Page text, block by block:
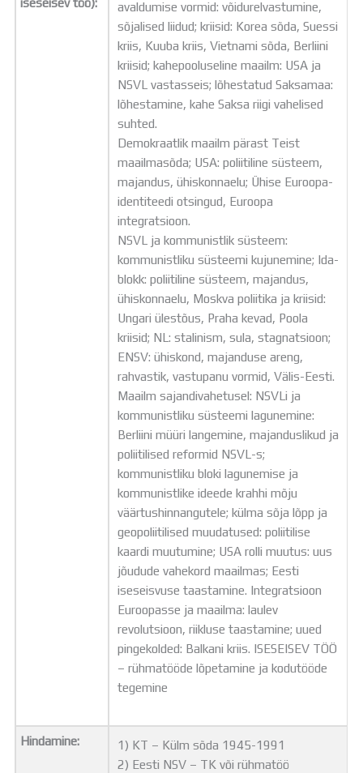
avaldumise vormid: võidurelvastumine,
sõjalised liidud; kriisid: Korea sõda, Suessi
kriis, Kuuba kriis, Vietnami sõda, Berliini
kriisid; kahepooluseline maailm: USA ja
NSVL vastasseis; lõhestatud Saksamaa:
lõhestamine, kahe Saksa riigi vahelised
suhted.
Demokraatlik maailm pärast Teist
maailmasõda; USA: poliitiline süsteem,
majandus, ühiskonnaelu; Ühise Euroopa-
identiteedi otsingud, Euroopa
integratsioon.
NSVL ja kommunistlik süsteem:
kommunistliku süsteemi kujunemine; Ida-
blokk: poliitiline süsteem, majandus,
ühiskonnaelu, Moskva poliitika ja kriisid:
Ungari ülestõus, Praha kevad, Poola
kriisid; NL: stalinism, sula, stagnatsioon;
ENSV: ühiskond, majanduse areng,
rahvastik, vastupanu vormid, Välis-Eesti.
Maailm sajandivahetusel: NSVLi ja
kommunistliku süsteemi lagunemine:
Berliini müüri langemine, majanduslikud ja
poliitilised reformid NSVL-s;
kommunistliku bloki lagunemise ja
kommunistlike ideede krahhi mõju
väärtushinnangutele; külma sõja lõpp ja
geopoliitilised muudatused: poliitilise
kaardi muutumine; USA rolli muutus: uus
jõudude vahekord maailmas; Eesti
iseseisvuse taastamine. Integratsioon
Euroopasse ja maailma: laulev
revolutsioon, riikluse taastamine; uued
pingekolded: Balkani kriis. ISESEISEV TÖÖ
– rühmatööde lõpetamine ja kodutööde
tegemine
Hindamine:
1) KT – Külm sõda 1945-1991
2) Eesti NSV – TK või rühmatöö